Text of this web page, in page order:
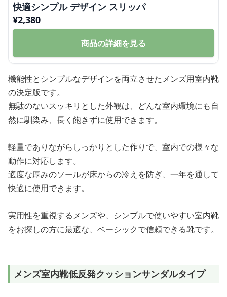
快適シンプル デザイン スリッパ
¥2,380
商品の詳細を見る
機能性とシンプルなデザインを両立させたメンズ用室内靴
の決定版です。
無駄のないスッキリとした外観は、どんな室内環境にも自
然に馴染み、長く飽きずに使用できます。
軽量でありながらしっかりとした作りで、室内での様々な
動作に対応します。
適度な厚みのソールが床からの冷えを防ぎ、一年を通して
快適に使用できます。
実用性を重視するメンズや、シンプルで使いやすい室内靴
をお探しの方に最適な、ベーシックで信頼できる靴です。
メンズ室内靴低反発クッションサンダルタイプ